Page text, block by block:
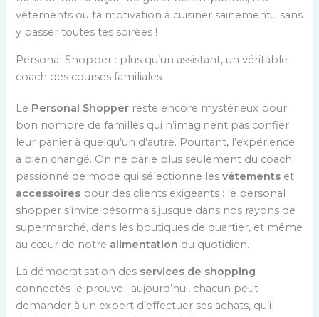
vêtements ou ta motivation à cuisiner sainement… sans
y passer toutes tes soirées !
Personal Shopper : plus qu’un assistant, un véritable
coach des courses familiales
Le Personal Shopper reste encore mystérieux pour
bon nombre de familles qui n’imaginent pas confier
leur panier à quelqu’un d’autre. Pourtant, l’expérience
a bien changé. On ne parle plus seulement du coach
passionné de mode qui sélectionne lesvêtements et
accessoires pour des clients exigeants : le personal
shopper s’invite désormais jusque dans nos rayons de
supermarché, dans les boutiques de quartier, et même
au cœur de notre alimentation du quotidien.
La démocratisation des services de shopping
connectés le prouve : aujourd’hui, chacun peut
demander à un expert d’effectuer ses achats, qu’il